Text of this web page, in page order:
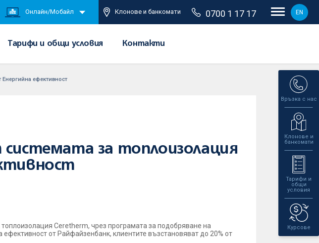
Онлайн/Мобайл Клонове и банкомати 0700 1 17 17 EN
Тарифи и общи условия Контакти
Връзка с нас
Клонове и
банкомати
Тарифи и
общи
условия
Курсове
ефективност
системата за топлоизолация
Ceretherm, чрез програмата за подобряване на
от Райфайзенбанк, клиентите възстановяват до 20% от